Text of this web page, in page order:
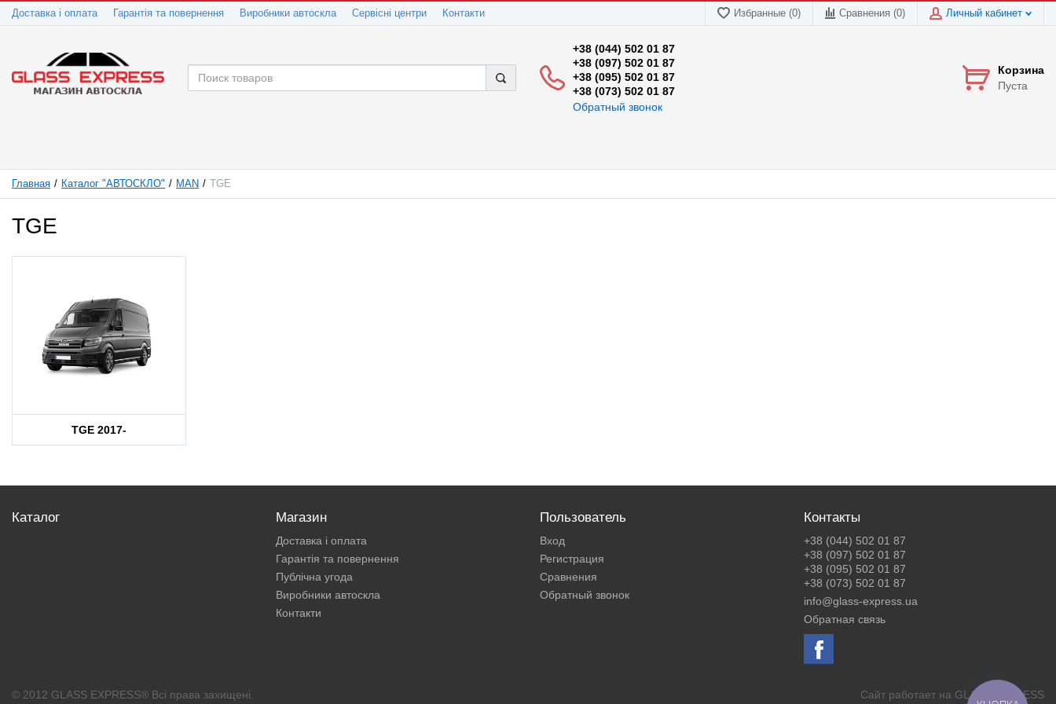
Доставка і оплата Гарантія та повернення Виробники автоскла Сервісні центри Контакти Избранные (0) Сравнения (0) Личный кабинет
+38 (044) 502 01 87
+38 (097) 502 01 87
+38 (095) 502 01 87
+38 (073) 502 01 87
Обратный звонок
Корзина
Пуста
Главная Каталог "АВТОСКЛО" MAN TGE
TGE
TGE 2017-
Каталог Магазин
Доставка і оплата
Гарантія та повернення
Публічна угода
Виробники автоскла
Контакти
Пользователь
Вход
Регистрация
Сравнения
Обратный звонок
Контакты
+38 (044) 502 01 87
+38 (097) 502 01 87
+38 (095) 502 01 87
+38 (073) 502 01 87
info@glass-express.ua
Обратная связь
© 2012 GLASS EXPRESS® Всі права захищені. Сайт работает на GLASS EXPRESS